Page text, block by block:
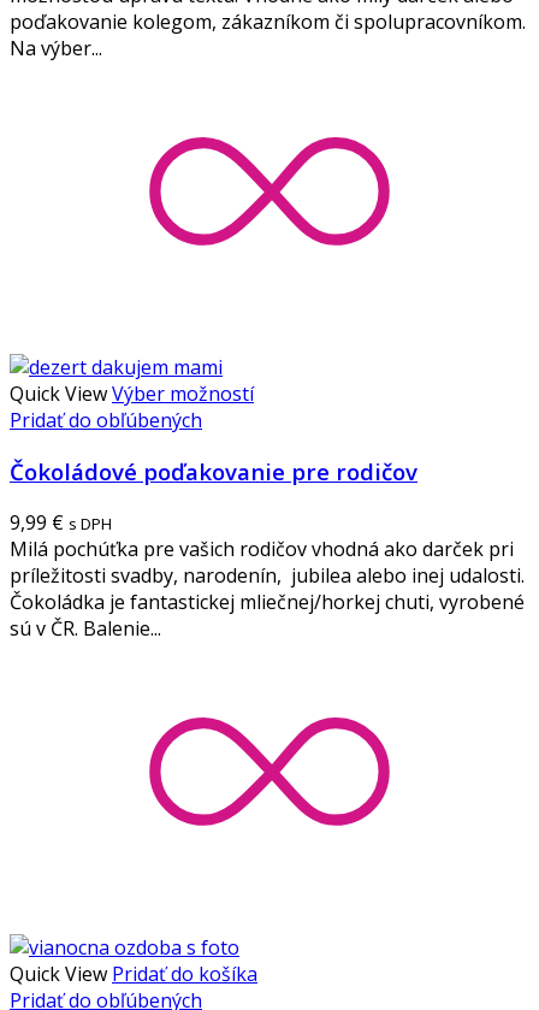
poďakovanie kolegom, zákazníkom či spolupracovníkom.
Na výber...
Quick ViewVýber možností
Pridať do obľúbených
Čokoládové poďakovanie pre rodičov
9,99 € s DPH
Milá pochúťka pre vašich rodičov vhodná ako darček pri
príležitosti svadby, narodenín, jubilea alebo inej udalosti.
Čokoládka je fantastickej mliečnej/horkej chuti, vyrobené
sú v ČR. Balenie...
Quick View Pridať do košíka
Pridať do obľúbených